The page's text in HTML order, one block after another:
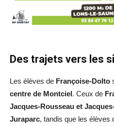
Des trajets vers les
Les élèves de Françoise-Dolto
centre de Montciel. Ceux de
Jacques-Rousseau et
Juraparc, tandis que les élèves